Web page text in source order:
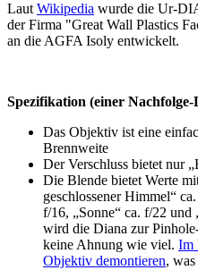
Laut Wikipedia wurde die Ur-
der Firma "Great Wall Plastics
an die AGFA Isoly entwickelt.
Spezifikation (einer
Das Objektiv ist eine
Brennweite
Der Verschluss bietet nur
Die Blende bietet Werte
geschlossener Himmel“
f/16, „Sonne“ ca. f/22
wird die Diana zur
keine Ahnung wie viel. Im
Objektiv demontieren,